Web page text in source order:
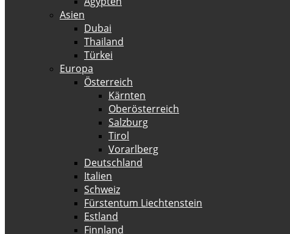
Asien
Dubai
Thailand
Türkei
Europa
Österreich
Kärnten
Oberösterreich
Salzburg
Tirol
Vorarlberg
Deutschland
Italien
Schweiz
Fürstentum Liechtenstein
Estland
Finnland